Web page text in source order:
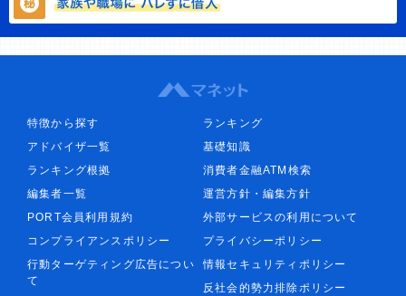
特徴から探す
ランキング
アドバイザ一覧
基礎知識
ランキング根拠
消費者金融ATM検索
編集者一覧
運営方針・編集方針
PORT会員利用規約
外部サービスの利用について
コンプライアンスポリシー
プライバシーポリシー
行動ターゲティング広告につい
て
情報セキュリティポリシー
反社会的勢力排除ポリシー